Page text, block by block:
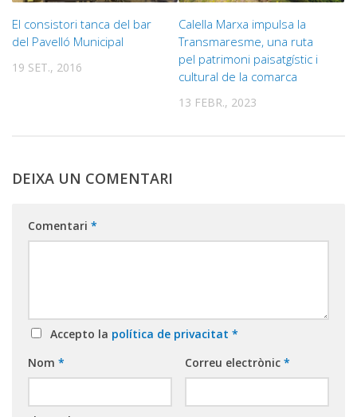
El consistori tanca del bar
del Pavelló Municipal
19 SET., 2016
Calella Marxa impulsa la
Transmaresme, una ruta
pel patrimoni paisatgístic i
cultural de la comarca
13 FEBR., 2023
DEIXA UN COMENTARI
Comentari *
Accepto la política de privacitat *
Nom * Correu electrònic *